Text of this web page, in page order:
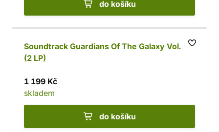
do košíku
Soundtrack Guardians Of The Galaxy Vol. 3
(2 LP)
1 199 Kč
skladem
do košíku